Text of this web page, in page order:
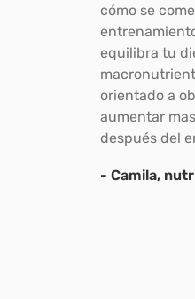
cómo se
equilibra tu
orientado a
aumentar
después del
- Camila,